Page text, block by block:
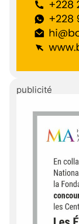
publicité